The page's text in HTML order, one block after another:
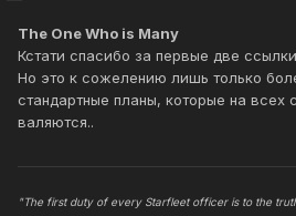
The One Who is Many
Кстати спасибо за первые две
Но это к сожелению лишь только
стандартные планы, которые на всех
валяются..
"The first duty of every Starfleet officer is to the